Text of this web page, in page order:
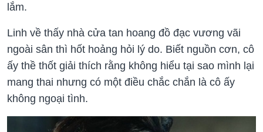
lắm.
Linh về thấy nhà cửa tan hoang đồ đạc vương vãi
ngoài sân thì hốt hoảng hỏi lý do. Biết nguồn cơn, cô
ấy thề thốt giải thích rằng không hiểu tại sao mình lại
mang thai nhưng có một điều chắc chắn là cô ấy
không ngoại tình.